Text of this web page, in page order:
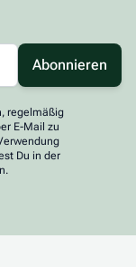
Abonnieren
regelmäßig
E-Mail zu
Du in der